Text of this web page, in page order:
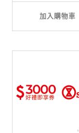
加入購物車